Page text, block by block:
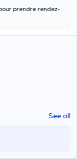
prendre rendez-
See all